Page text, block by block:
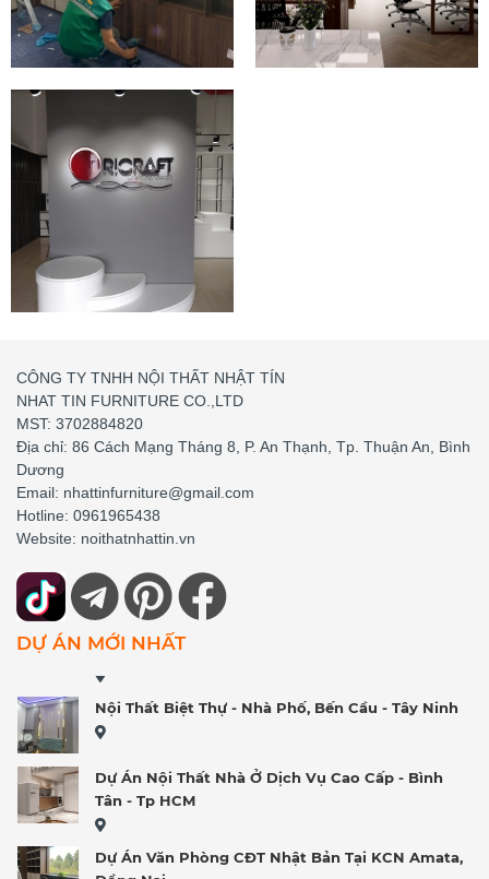
DỰ ÁN VĂN PHÒNG
CĐT NHẬT BẢN TẠI KCN
AMATA, ĐỒNG NAI
VĂN PHÒNG QUẬN 1 TP
HCM
CÔNG TY TNHH NỘI THẤT NHẬT TÍN
NHAT TIN FURNITURE CO.,LTD
MST: 3702884820
Địa chỉ: 86 Cách Mạng Tháng 8, P. An Thạnh, Tp. Thuận An, Bình
Dương
Email: nhattinfurniture@gmail.com
Hotline: 0961965438
Website: noithatnhattin.vn
DỰ ÁN MỚI NHẤT
Văn Phòng ACFC - KCN Tân Đông Hiệp Bình
Dương
KCN Tân Đông Hiệp - Bình Dương
Cải Tạo Văn Phòng
Khu đô thị Đông Tăng Long, TP Thủ Đức
Nội Thất Chung Cư Hiện Đại
Giao - Tp Hồ Chí Minh
Nội Thất Biệt Thự - Nhà Phố, Bến Cầu - Tây Ninh
Dự Án Nội Thất Nhà Ở Dịch Vụ Cao Cấp - Bình
Tân - Tp HCM
Dự Án Văn Phòng CĐT Nhật Bản Tại KCN Amata,